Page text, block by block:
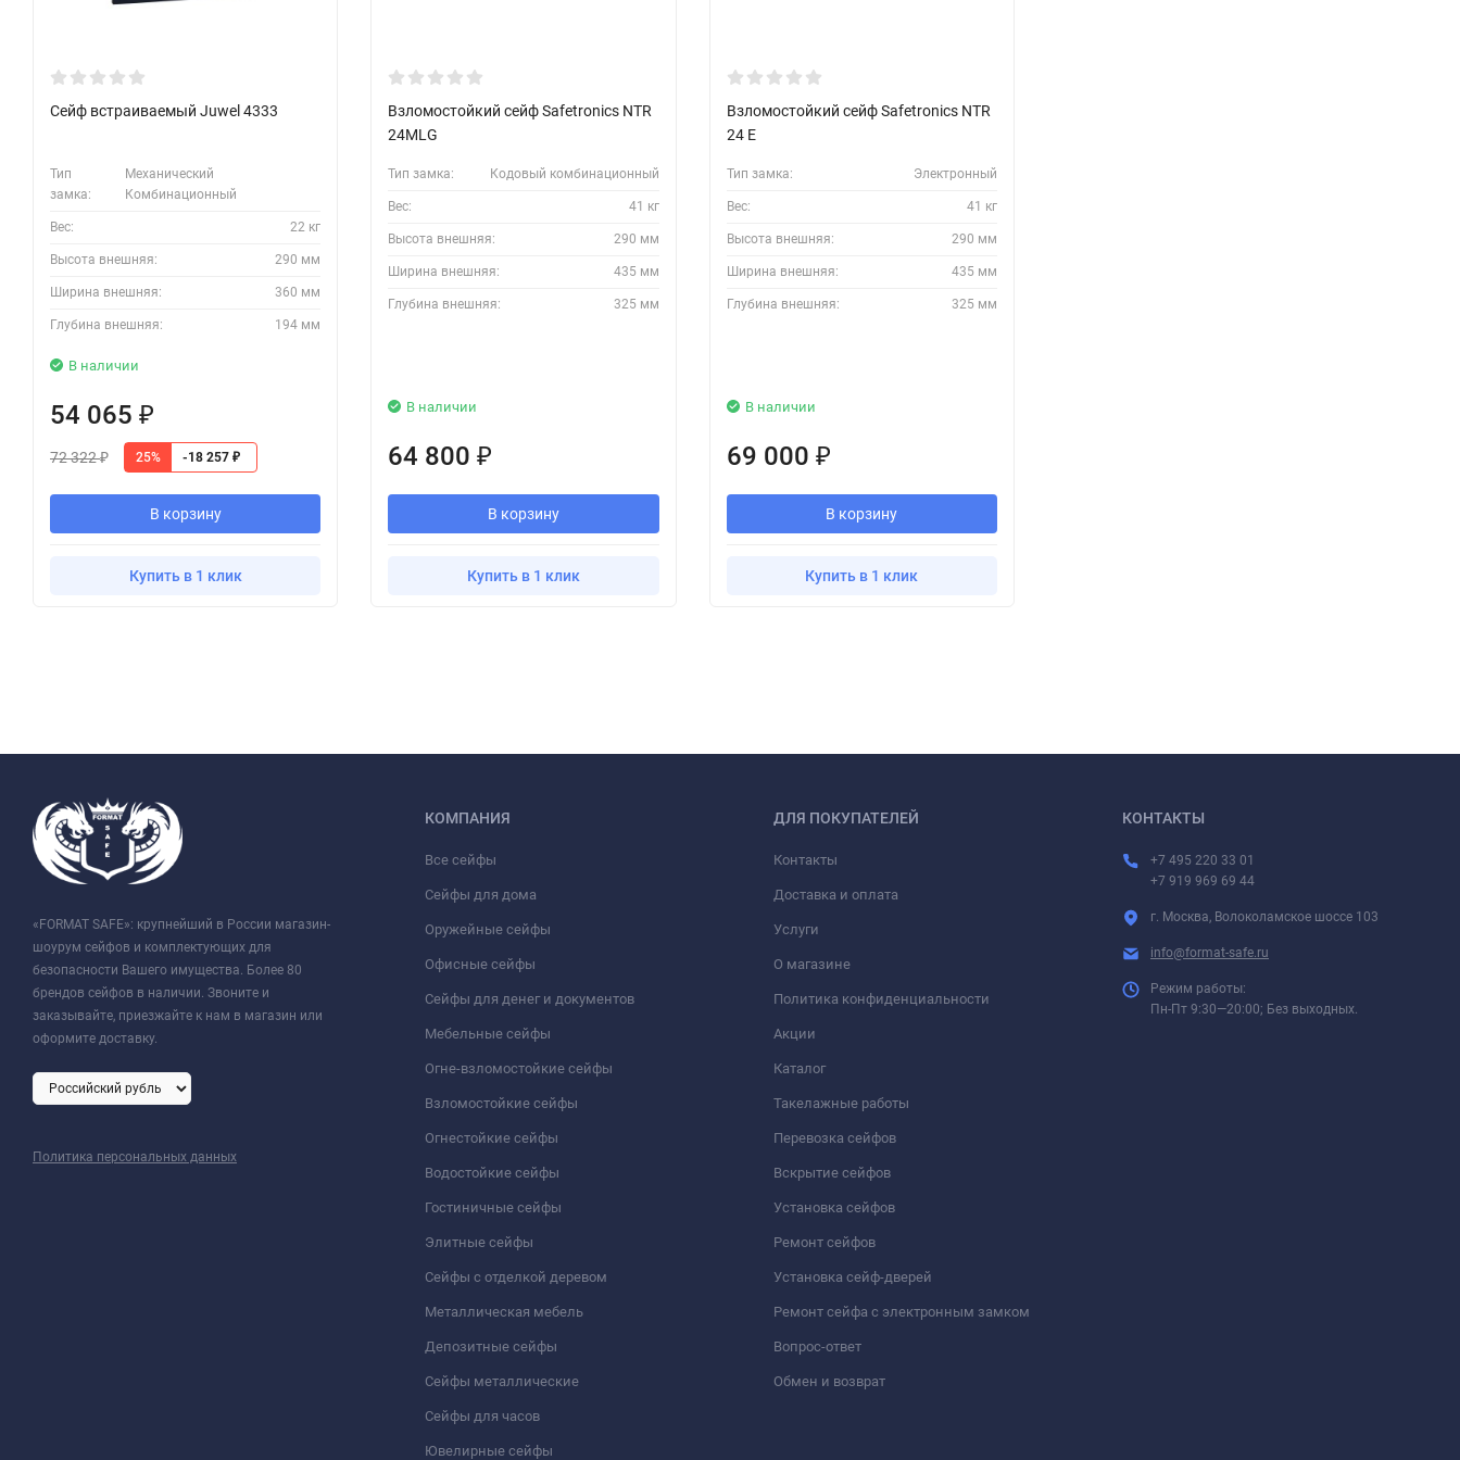
Сейф встраиваемый Juwel 4333
Тип
замка:
Механический
Комбинационный
Вес: 22 кг
Высота внешняя: 290 мм
Ширина внешняя: 360 мм
Глубина внешняя: 194 мм
В наличии
54 065 ₽
72 322₽ 25% -18 257 ₽
В корзину
Купить в 1 клик
Взломостойкий сейф Safetronics NTR
24MLG
Тип замка: Кодовый комбинационный
Вес: 41 кг
Высота внешняя: 290 мм
Ширина внешняя: 435 мм
Глубина внешняя: 325 мм
В наличии
64 800₽
В корзину
Купить в 1 клик
Взломостойкий сейф Safetronics NTR
24 E
Тип замка: Электронный
Вес: 41 кг
Высота внешняя: 290 мм
Ширина внешняя: 435 мм
Глубина внешняя: 325 мм
В наличии
69 000 ₽
В корзину
Купить в 1 клик
«FORMAT SAFE»: крупнейший в России магазин-
шоурум сейфов и комплектующих для
безопасности Вашего имущества. Более 80
брендов сейфов в наличии. Звоните и
заказывайте, приезжайте к нам в магазин или
оформите доставку.
Политика персональных данных
КОМПАНИЯ
Все сейфы
Сейфы для дома
Оружейные сейфы
Офисные сейфы
Сейфы для денег и документов
Мебельные сейфы
Огне-взломостойкие сейфы
Взломостойкие сейфы
Огнестойкие сейфы
Водостойкие сейфы
Гостиничные сейфы
Элитные сейфы
Сейфы с отделкой деревом
Металлическая мебель
Депозитные сейфы
Сейфы металлические
Сейфы для часов
Ювелирные сейфы
ДЛЯ ПОКУПАТЕЛЕЙ
Контакты
Доставка и оплата
Услуги
О магазине
Политика конфиденциальности
Акции
Каталог
Такелажные работы
Перевозка сейфов
Вскрытие сейфов
Установка сейфов
Ремонт сейфов
Установка сейф-дверей
Ремонт сейфа с электронным замком
Вопрос-ответ
Обмен и возврат
КОНТАКТЫ
+7 495 220 33 01
+7 919 969 69 44
г. Москва, Волоколамское шоссе 103
info@format-safe.ru
Режим работы:
Пн-Пт 9:30—20:00; Без выходных.